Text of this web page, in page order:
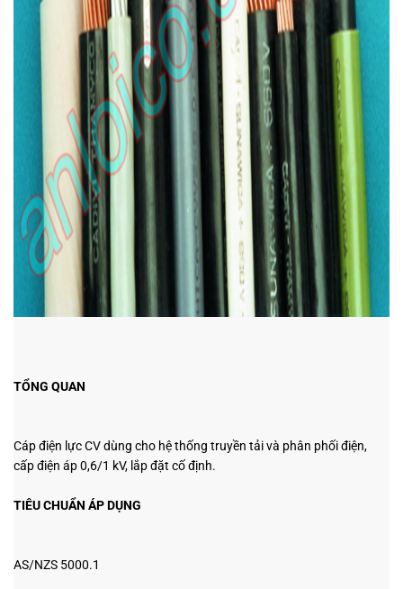
TỔNG QUAN
Cáp điện lực CV dùng cho hệ thống truyền tải và phân phối điện,
cấp điện áp 0,6/1 kV, lắp đặt cố định.
TIÊU CHUẨN ÁP DỤNG
AS/NZS 5000.1